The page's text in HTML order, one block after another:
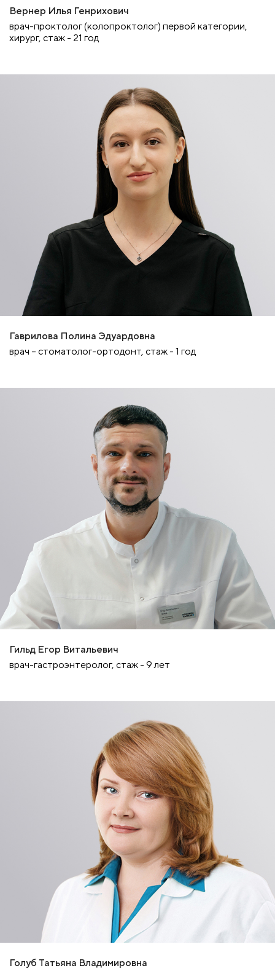
Вернер Илья Генрихович
врач-проктолог (колопроктолог) первой категории,
хирург, стаж - 21 год
Гаврилова Полина Эдуардовна
врач – стоматолог-ортодонт, стаж - 1 год
Гильд Егор Витальевич
врач-гастроэнтеролог, стаж - 9 лет
Голуб Татьяна Владимировна